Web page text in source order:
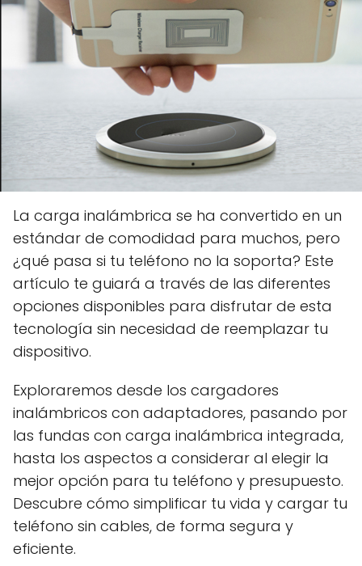
La carga inalámbrica se ha convertido en un
estándar de comodidad para muchos, pero
¿qué pasa si tu teléfono no la soporta? Este
artículo te guiará a través de las diferentes
opciones disponibles para disfrutar de esta
tecnología sin necesidad de reemplazar tu
dispositivo.
Exploraremos desde los cargadores
inalámbricos con adaptadores, pasando por
las fundas con carga inalámbrica integrada,
hasta los aspectos a considerar al elegir la
mejor opción para tu teléfono y presupuesto.
Descubre cómo simplificar tu vida y cargar tu
teléfono sin cables, de forma segura y
eficiente.